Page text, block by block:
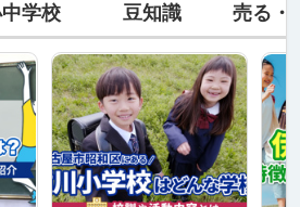
学校 豆知識 売る・